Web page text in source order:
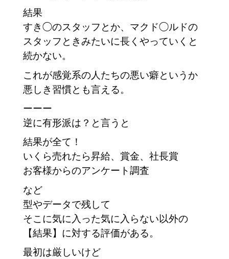
結果
すき◯のスタッフとか、マクド◯ルドの
スタッフときみたいに長くやっていくと
続かない。
これが感覚系の人たちの悪い癖というか
悪しき習慣とも言える。
ーーー
逆に有形派は？と言うと
結果が全て！
いくら売れたら昇給、賞金、社長賞
お客様からのアンケート調査
など
型やデータで残して
そこに気に入った気に入らない以外の
【結果】に対する評価がある。
最初は厳しいけど